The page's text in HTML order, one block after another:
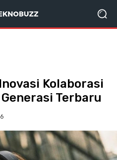
Kolaborasi
Terbaru